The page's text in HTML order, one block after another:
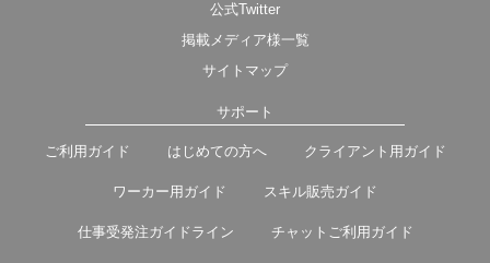
公式Twitter
掲載メディア様一覧
サイトマップ
サポート
ご利用ガイド はじめての方へ クライアント用ガイド
ワーカー用ガイド スキル販売ガイド
仕事受発注ガイドライン チャットご利用ガイド